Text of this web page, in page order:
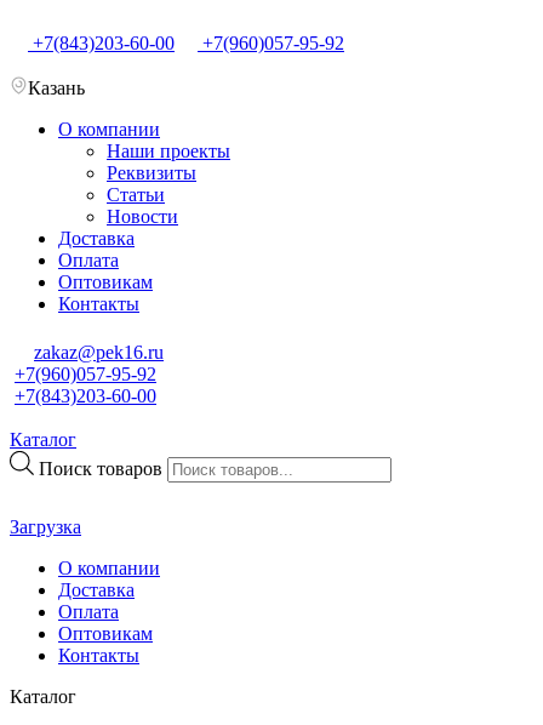
+7(843)203-60-00 +7(960)057-95-92
Казань
О компании
Наши проекты
Реквизиты
Статьи
Новости
Доставка
Оплата
Оптовикам
Контакты
zakaz@pek16.ru
+7(960)057-95-92
+7(843)203-60-00
Каталог
Поиск товаров
Загрузка
О компании
Доставка
Оплата
Оптовикам
Контакты
Каталог